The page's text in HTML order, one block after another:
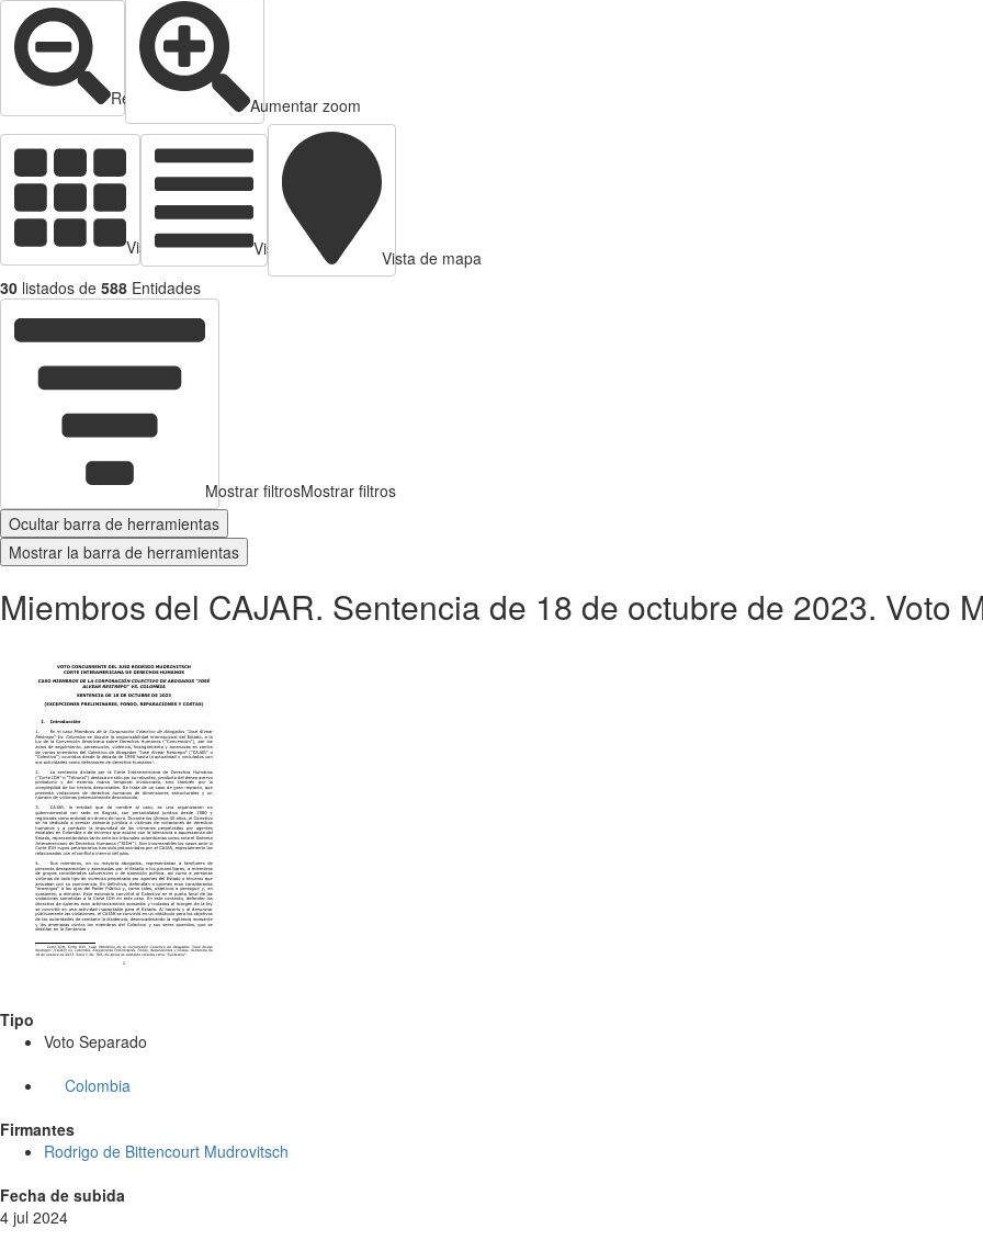
Reducir zoom Aumentar zoom
Vista de tarjetas Vista de Tabla
Vista de mapa
30 listados de 588 Entidades
Mostrar filtrosMostrar filtros
Ocultar barra de herramientas
Mostrar la barra de herramientas
Miembros del CAJAR. Sentencia de 18 de octubre de 2023. Voto
Tipo
Voto Separado
Colombia
Firmantes
Rodrigo de Bittencourt Mudrovitsch
Fecha de subida
4 jul 2024